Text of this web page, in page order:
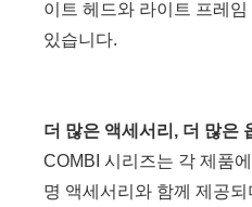
이트 헤드와 라이트 프레임
있습니다.
더 많은 액세서리, 더 많은
COMBI 시리즈는 각 제품
명 액세서리와 함께 제공